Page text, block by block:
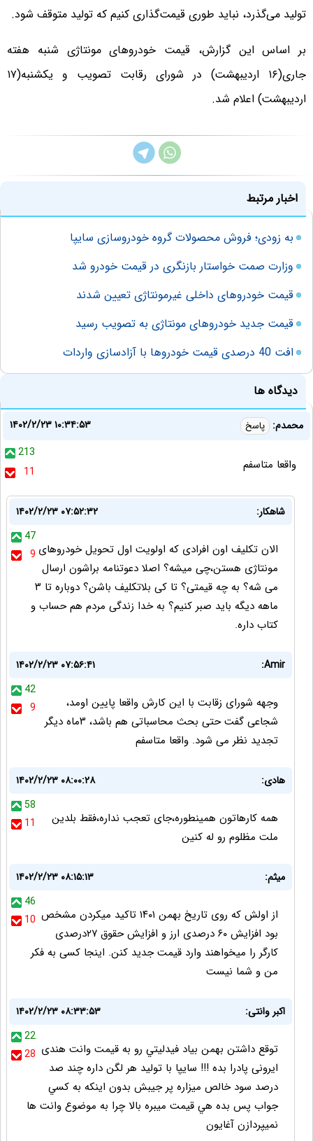
تولید می‌گذرد، نباید طوری قیمت‌گذاری کنیم که تولید متوقف شود.
بر اساس این گزارش، قیمت خودروهای مونتاژی شنبه هفته
جاری(۱۶ اردیبهشت) در شورای رقابت تصویب و یکشنبه(۱۷
اردیبهشت) اعلام شد.
اخبار مرتبط
به زودی؛‌ فروش محصولات گروه خودروسازی سایپا
وزارت صمت خواستار بازنگری در قیمت خودرو شد
قیمت خودروهای داخلی غیرمونتاژی تعیین شدند
قیمت جدید خودروهای مونتاژی به تصویب رسید
افت 40 درصدی قیمت‌ خودروها با آزادسازی واردات
دیدگاه ها
محمدم: پاسخ
۱۴۰۲/۲/۲۳ ۱۰:۳۴:۵۳
213
11
واقعا متاسفم
شاهکار:
۱۴۰۲/۲/۲۳ ۰۷:۵۲:۳۲
47
9 الان تکلیف اون افرادی که اولویت اول تحویل خودروهای
مونتاژی هستن،چی میشه؟ اصلا دعوتنامه براشون ارسال
می شه؟ به چه قیمتی؟ تا کی بلاتکلیف باشن؟ دوباره تا ۳
ماهه دیگه باید صبر کنیم؟ به خدا زندگی مردم هم حساب و
کتاب داره.
Amir:
۱۴۰۲/۲/۲۳ ۰۷:۵۶:۴۱
42
9
وجهه شورای زقابت با این کارش واقعا پایین اومد،
شجاعی گفت حتی بحث محاسباتی هم باشد، ۳ماه دیگر
تجدید نظر می شود. واقعا متاسفم
هادی:
۱۴۰۲/۲/۲۳ ۰۸:۰۰:۲۸
58
11
همه کارهاتون همینطوره،جای تعجب نداره،فقط بلدین
ملت مظلوم رو له کنین
میثم:
۱۴۰۲/۲/۲۳ ۰۸:۱۵:۱۳
46
10 از اولش که روی تاریخ بهمن ۱۴۰۱ تاکید میکردن مشخص
بود افزایش ۶۰ درصدی ارز و افزایش حقوق ۲۷درصدی
کارگر را میخواهند وارد قیمت جدید کنن. اینجا کسی به فکر
من و شما نیست
اكبر وانتى:
۱۴۰۲/۲/۲۳ ۰۸:۳۳:۵۳
22
28 توقع داشتن بهمن بياد فيدليتي رو به قيمت وانت هندى
ايرونى پادرا بده !!! سايپا با توليد هر لگن داره چند صد
درصد سود خالص ميزاره پر جيبش بدون اينكه به كسي
جواب پس بده هي قيمت ميبره بالا چرا به موضوع وانت ها
نميپردازن آغايون